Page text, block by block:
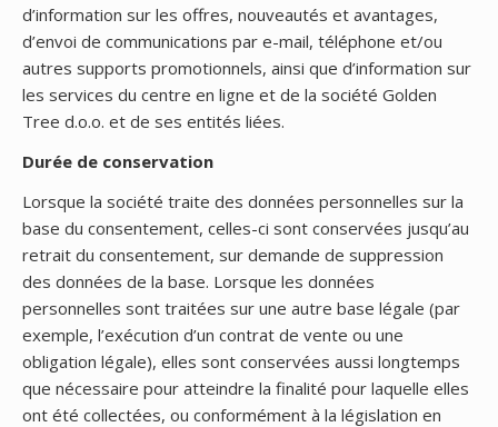
d’information sur les offres, nouveautés et avantages,
d’envoi de communications par e-mail, téléphone et/ou
autres supports promotionnels, ainsi que d’information sur
les services du centre en ligne et de la société Golden
Tree d.o.o. et de ses entités liées.
Durée de conservation
Lorsque la société traite des données personnelles sur la
base du consentement, celles-ci sont conservées jusqu’au
retrait du consentement, sur demande de suppression
des données de la base. Lorsque les données
personnelles sont traitées sur une autre base légale (par
exemple, l’exécution d’un contrat de vente ou une
obligation légale), elles sont conservées aussi longtemps
que nécessaire pour atteindre la finalité pour laquelle elles
ont été collectées, ou conformément à la législation en